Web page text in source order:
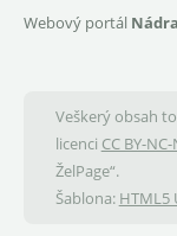
Webový portál
Veškerý obsah
licenci CC BY-
ŽelPage“.
Šablona: HTML5